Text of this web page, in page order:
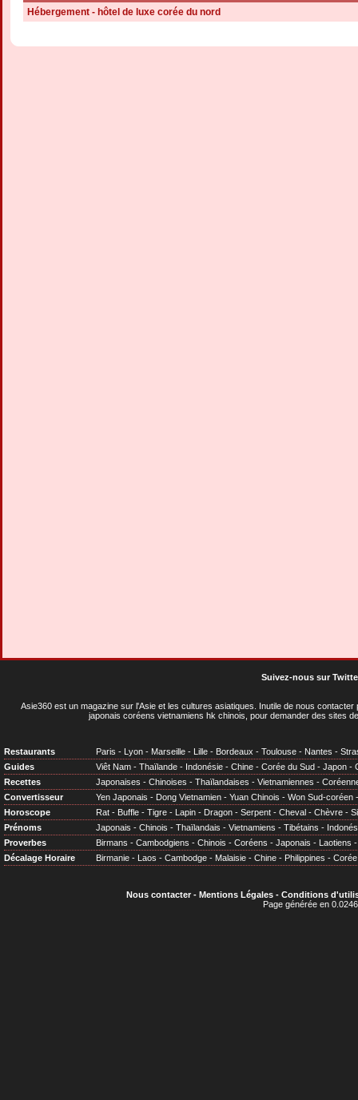
Hébergement - hôtel de luxe corée du nord
Suivez-nous sur
Asie360 est un magazine sur l'Asie et les cultures asiatiques . Inutile de nous
japonais coréens vietnamiens hk chinois, pour demander des sites
Restaurants Paris - Lyon - Marseille - Lille - Bordeaux - Toulouse - Nantes -
Guides
Viêt Nam - Thaïlande - Indonésie - Chine - Corée du Sud - Japon -
Recettes
Japonaises - Chinoises - Thaïlandaises - Vietnamiennes -
Convertisseur
Yen Japonais - Dong Vietnamien - Yuan Chinois - Won Sud-coréen
Horoscope
Rat - Buffle - Tigre - Lapin - Dragon - Serpent - Cheval - Chèvre -
Prénoms
Japonais - Chinois - Thaïlandais - Vietnamiens - Tibétains -
Proverbes
Birmans - Cambodgiens - Chinois - Coréens - Japonais - Laotiens
Décalage Horaire
Birmanie - Laos - Cambodge - Malaisie - Chine - Philippines - Corée
Nous contacter- Mentions Légales- Conditions
Page générée en